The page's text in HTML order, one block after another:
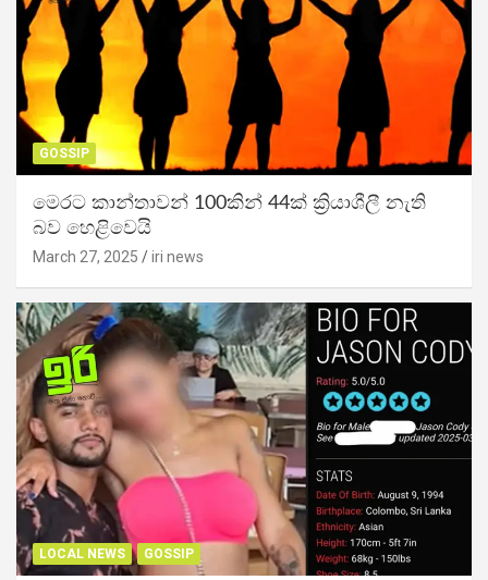
GOSSIP
මෙරට කාන්තාවන් 100කින් 44ක් ක්‍රියාශීලී නැති
බව හෙළිවෙයි
March 27, 2025 iri news
LOCAL NEWS GOSSIP